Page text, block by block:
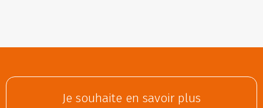
Je souhaite en savoir plus